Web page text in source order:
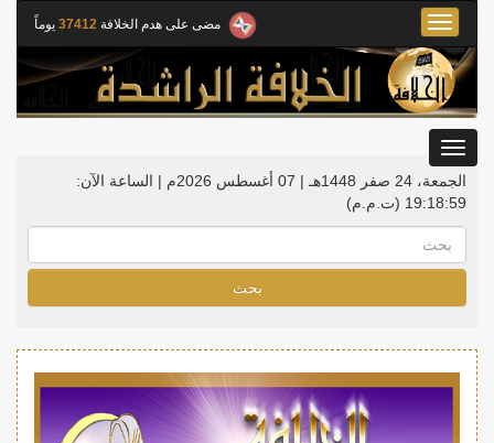
مضى على هدم الخلافة 37412 يوماً
Toggle
navigation
الجمعة، 24 صفر 1448هـ | 07 أغسطس 2026م |
الساعة الآن:
19:19:00 (ت.م.م)
بحث